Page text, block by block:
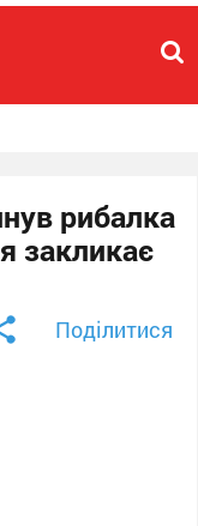
рибалка
закликає
Поділитися